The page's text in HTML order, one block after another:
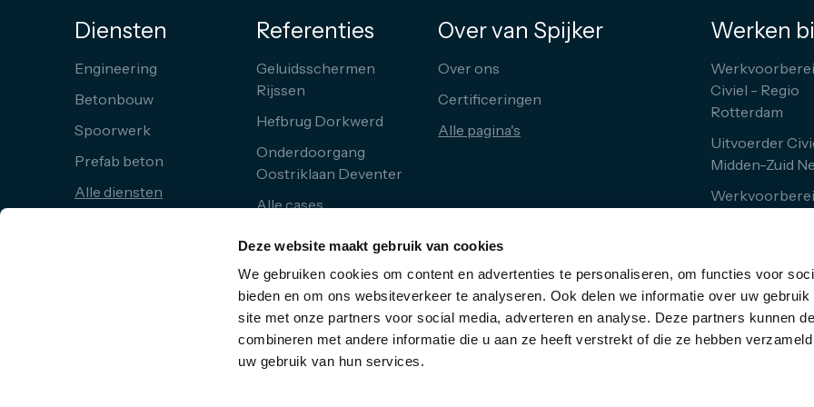
Deze website maakt gebruik van cookies
We gebruiken cookies om content en advertenties te personaliseren, om functies voor
bieden en om ons websiteverkeer te analyseren. Ook delen we informatie over uw gebruik
site met onze partners voor social media, adverteren en analyse. Deze partners kunnen
combineren met andere informatie die u aan ze heeft verstrekt of die ze hebben
uw gebruik van hun services.
Diensten
Engineering
Betonbouw
Spoorwerk
Prefab beton
Alle diensten
Referenties
Geluidsschermen
Rijssen
Hefbrug Dorkwerd
Onderdoorgang
Oostriklaan Deventer
Alle cases
Over van Spijker
Over ons
Certificeringen
Alle pagina's
Werken
Civiel - Regio
Rotterdam
Uitvoerder
Midden-Zuid
Meppel
Alle vacatures